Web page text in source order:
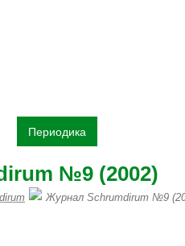
Периодика
№9 (2002)
Журнал Schrumdirum №9